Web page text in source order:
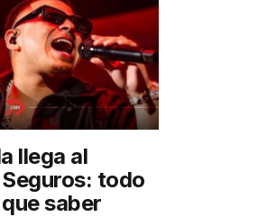
llega al
todo
saber